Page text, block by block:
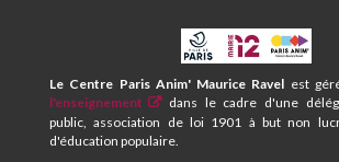
CPA
ET
CENTRE
SOCIAL
MAURICE
Le Centre Paris Anim' Maurice Ravel est
l'enseignement
dans le cadre d'une
public, association de loi 1901 à but non
d'éducation populaire.